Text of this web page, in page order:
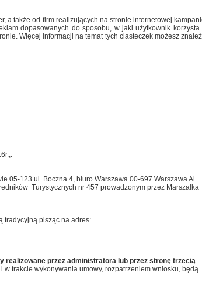
a także od firm realizujących na stronie internetowej
dopasowanych do sposobu, w jaki użytkownik korzysta
Więcej informacji na temat tych ciasteczek możesz
05-123 ul. Boczna 4, biuro Warszawa 00-697 Warszawa Al.
Turystycznych nr 457 prowadzonym przez Marszalka
tradycyjną pisząc na adres:
realizowane przez administratora lub przez stronę trzecią
w trakcie wykonywania umowy, rozpatrzeniem wniosku, będą